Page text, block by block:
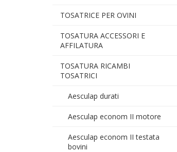
TOSATRICE PER OVINI
TOSATURA ACCESSORI E
AFFILATURA
TOSATURA RICAMBI
TOSATRICI
Aesculap durati
Aesculap econom II motore
Aesculap econom II testata
bovini